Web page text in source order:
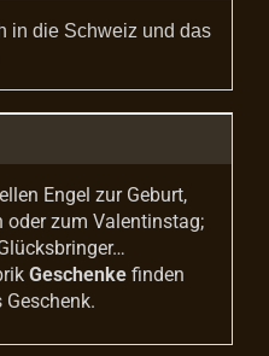
in die Schweiz und das
Engel zur Geburt,
oder zum Valentinstag;
Geschenke finden